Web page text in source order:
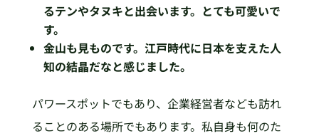
るテンやタヌキと出会います。とても可愛いで
す。
金山も見ものです。江戸時代に日本を支えた人
知の結晶だなと感じました。
パワースポットでもあり、企業経営者なども訪れ
ることのある場所でもあります。私自身も何のた